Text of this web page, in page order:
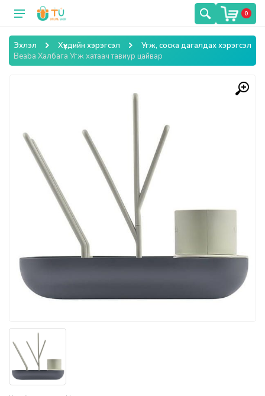
0
Эхлэл Хүүхдийн хэрэгсэл
Угж, соска дагалдах хэрэгсэл
Beaba Халбага Угж хатаач тавиур цайвар